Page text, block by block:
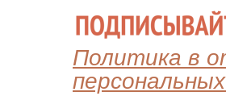
Политика в